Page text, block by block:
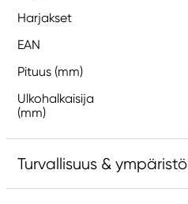
Harjakset
EAN
Pituus (mm)
Ulkohalkaisija
(mm)
Turvallisuus & ympäristö